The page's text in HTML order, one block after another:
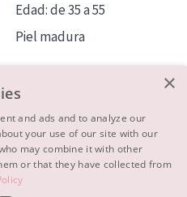
Edad: de 35 a 55
Piel madura
×
and ads and to analyze our
your use of our site with our
may combine it with other
or that they have collected from